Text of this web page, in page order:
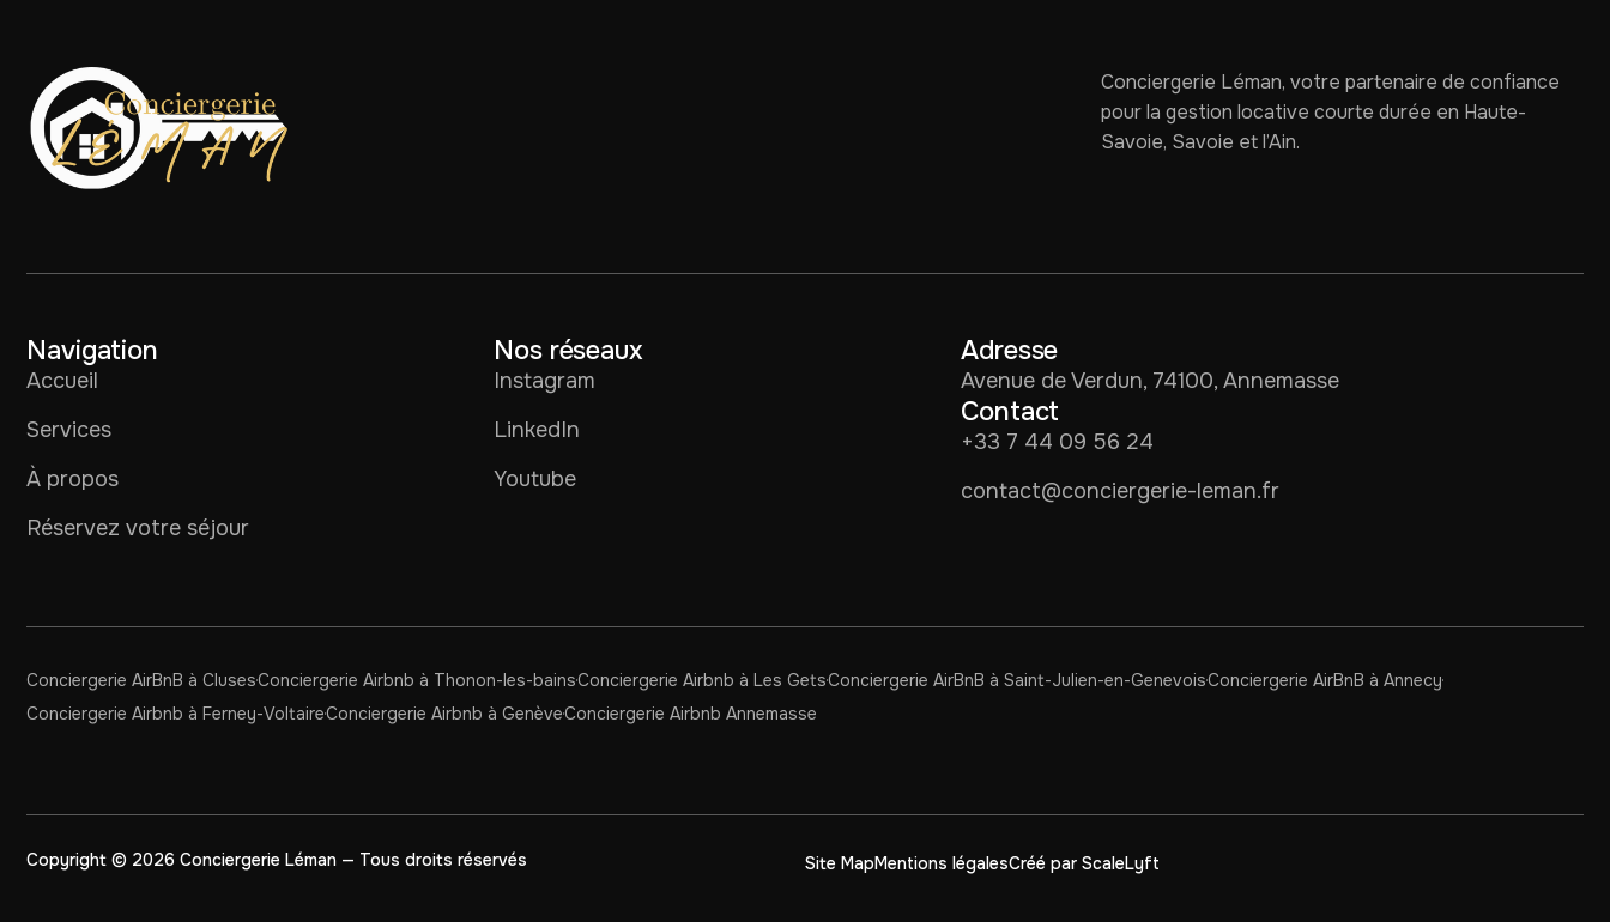
Conciergerie Léman, votre partenaire de confiance
pour la gestion locative courte durée en Haute-
Savoie, Savoie et l’Ain.
Navigation
Accueil
Services
À propos
Réservez votre séjour
Nos réseaux
Instagram
LinkedIn
Youtube
Adresse
Avenue de Verdun, 74100, Annemasse
Contact
+33 7 44 09 56 24
contact@conciergerie-leman.fr
Conciergerie AirBnB à ClusesConciergerie Airbnb à Thonon-les-bainsConciergerie Airbnb à Les GetsConciergerie AirBnB à Saint-Julien-en-GenevoisConciergerie AirBnB à Annecy
Conciergerie Airbnb à Ferney-VoltaireConciergerie Airbnb à GenèveConciergerie Airbnb Annemasse
Copyright © 2026 Conciergerie Léman — Tous droits réservés Site MapMentions légalesCréé par ScaleLyft